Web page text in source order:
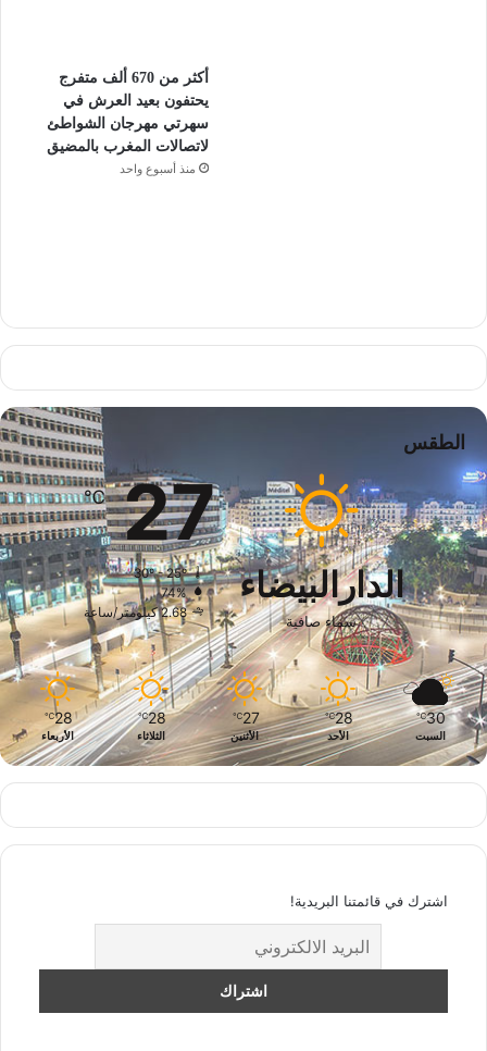
أكثر من 670 ألف متفرج
يحتفون بعيد العرش في
سهرتي مهرجان الشواطئ
لاتصالات المغرب بالمضيق
منذ أسبوع واحد
الطقس
الدارالبيضاء
سماء صافية
27
℃
30º - 25º
74%
2.68 كيلومتر/ساعة
30
℃
السبت
28
℃
الأحد
27
℃
الأثنين
28
℃
الثلاثاء
28
℃
الأربعاء
اشترك في قائمتنا البريدية!